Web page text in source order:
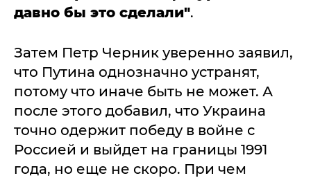
давно бы это сделали".
Затем Петр Черник уверенно заявил,
что Путина однозначно устранят,
потому что иначе быть не может. А
после этого добавил, что Украина
точно одержит победу в войне с
Россией и выйдет на границы 1991
года, но еще не скоро. При чем